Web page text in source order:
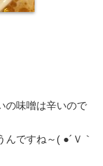
の味噌は辛いので
ですね～( ●´Ｖ｀